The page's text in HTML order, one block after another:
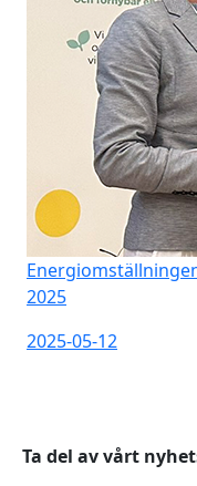
2025
2025-05-12
Ta del av vårt